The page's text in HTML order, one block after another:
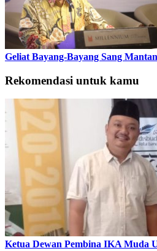
Geliat Bayang-Bayang Sang
Rekomendasi untuk kamu
Ketua Dewan Pembina IKA Muda